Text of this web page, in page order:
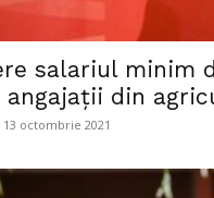
salariul minim
angajații din
13 octombrie 2021